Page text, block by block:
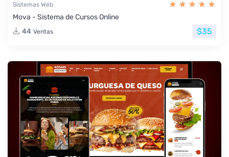
Sistemas Web
Mova - Sistema de Cursos Online
44 Ventas $35